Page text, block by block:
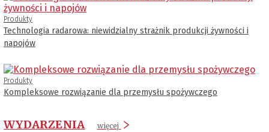
Produkty
Technologia radarowa: niewidzialny strażnik produkcji żywności i
napojów
Produkty
Kompleksowe rozwiązanie dla przemysłu spożywczego
WYDARZENIA więcej